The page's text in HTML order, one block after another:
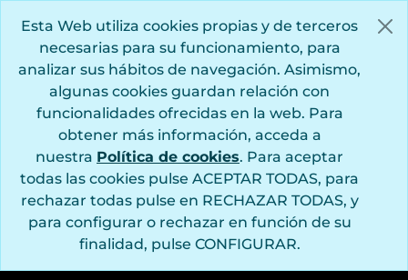
Esta Web utiliza cookies propias y de terceros
necesarias para su funcionamiento, para
analizar sus hábitos de navegación. Asimismo,
algunas cookies guardan relación con
funcionalidades ofrecidas en la web. Para
obtener más información, acceda a
nuestra Política de cookies. Para aceptar
todas las cookies pulse ACEPTAR TODAS, para
rechazar todas pulse en RECHAZAR TODAS, y
para configurar o rechazar en función de su
finalidad, pulse CONFIGURAR.